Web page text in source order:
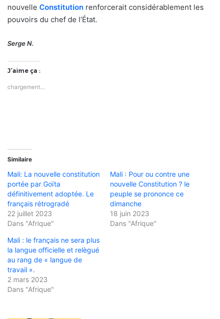
nouvelle Constitution renforcerait considérablement les
pouvoirs du chef de l’État.
Serge N.
J’aime ça :
chargement…
Similaire
Mali: La nouvelle constitution
portée par Goïta
définitivement adoptée. Le
français rétrogradé
22 juillet 2023
Dans "Afrique"
Mali : Pour ou contre une
nouvelle Constitution ? le
peuple se prononce ce
dimanche
18 juin 2023
Dans "Afrique"
Mali : le français ne sera plus
la langue officielle et relègué
au rang de « langue de
travail ».
2 mars 2023
Dans "Afrique"